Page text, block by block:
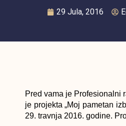
29 Jula, 2016
Pred vama je Profesionalni
je projekta „Moj pametan
29. travnja 2016. godine.